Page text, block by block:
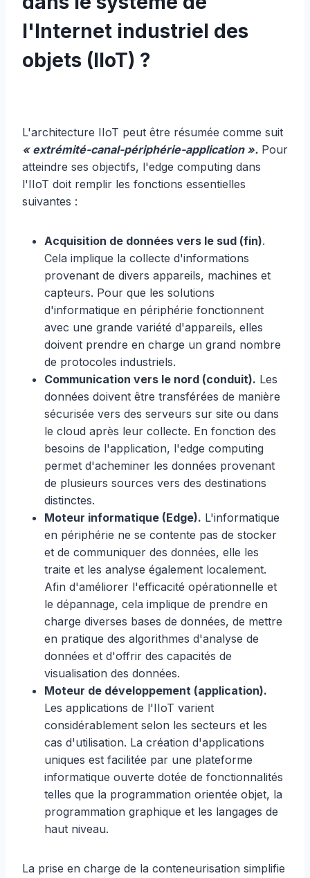
l'Internet industriel des
objets (IIoT) ?
L'architecture IIoT peut être résumée comme suit
« extrémité-canal-périphérie-application ». Pour
atteindre ses objectifs, l'edge computing dans
l'IIoT doit remplir les fonctions essentielles
suivantes :
Acquisition de données vers le sud (fin).
Cela implique la collecte d'informations
provenant de divers appareils, machines et
capteurs. Pour que les solutions
d'informatique en périphérie fonctionnent
avec une grande variété d'appareils, elles
doivent prendre en charge un grand nombre
de protocoles industriels.
Communication vers le nord (conduit). Les
données doivent être transférées de manière
sécurisée vers des serveurs sur site ou dans
le cloud après leur collecte. En fonction des
besoins de l'application, l'edge computing
permet d'acheminer les données provenant
de plusieurs sources vers des destinations
distinctes.
Moteur informatique (Edge). L'informatique
en périphérie ne se contente pas de stocker
et de communiquer des données, elle les
traite et les analyse également localement.
Afin d'améliorer l'efficacité opérationnelle et
le dépannage, cela implique de prendre en
charge diverses bases de données, de mettre
en pratique des algorithmes d'analyse de
données et d'offrir des capacités de
visualisation des données.
Moteur de développement (application).
Les applications de l'IIoT varient
considérablement selon les secteurs et les
cas d'utilisation. La création d'applications
uniques est facilitée par une plateforme
informatique ouverte dotée de fonctionnalités
telles que la programmation orientée objet, la
programmation graphique et les langages de
haut niveau.
La prise en charge de la conteneurisation simplifie